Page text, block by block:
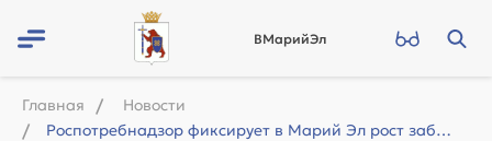
ВМарийЭл
Главная
Новости
Роспотребнадзор фиксирует в Марий Эл рост заболеваемости ОРВИ